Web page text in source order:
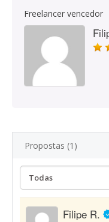
Freelancer vencedor
Propostas (1)
Filipe R.